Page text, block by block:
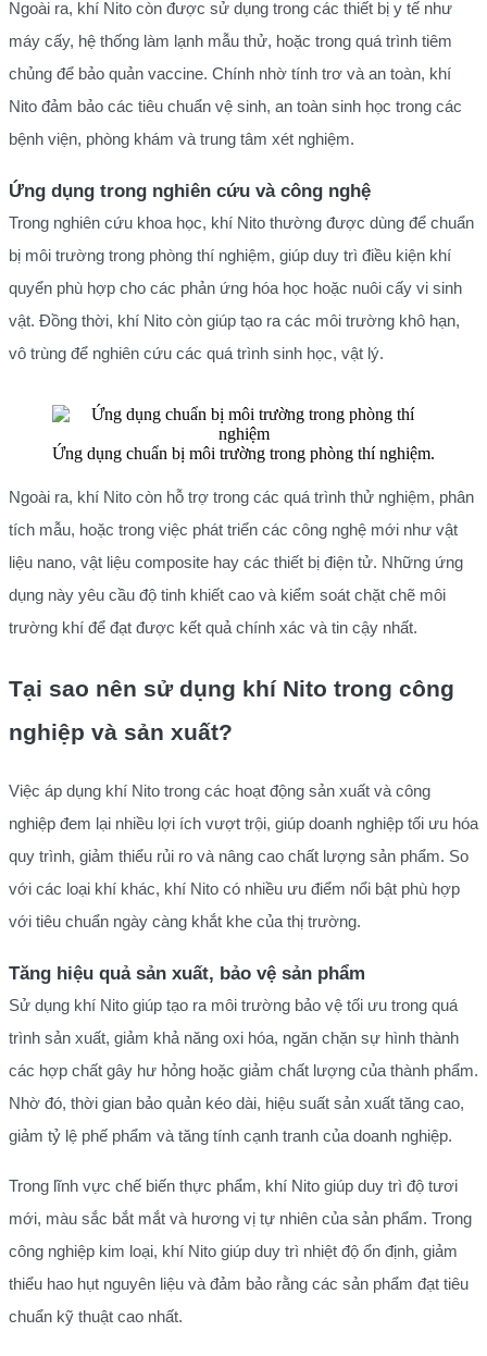
Ngoài ra, khí Nito còn được sử dụng trong các thiết bị y tế như
máy cấy, hệ thống làm lạnh mẫu thử, hoặc trong quá trình tiêm
chủng để bảo quản vaccine. Chính nhờ tính trơ và an toàn, khí
Nito đảm bảo các tiêu chuẩn vệ sinh, an toàn sinh học trong các
bệnh viện, phòng khám và trung tâm xét nghiệm.
Ứng dụng trong nghiên cứu và công nghệ
Trong nghiên cứu khoa học, khí Nito thường được dùng để chuẩn
bị môi trường trong phòng thí nghiệm, giúp duy trì điều kiện khí
quyển phù hợp cho các phản ứng hóa học hoặc nuôi cấy vi sinh
vật. Đồng thời, khí Nito còn giúp tạo ra các môi trường khô hạn,
vô trùng để nghiên cứu các quá trình sinh học, vật lý.
Ứng dụng chuẩn bị môi trường trong phòng thí nghiệm.
Ngoài ra, khí Nito còn hỗ trợ trong các quá trình thử nghiệm, phân
tích mẫu, hoặc trong việc phát triển các công nghệ mới như vật
liệu nano, vật liệu composite hay các thiết bị điện tử. Những ứng
dụng này yêu cầu độ tinh khiết cao và kiểm soát chặt chẽ môi
trường khí để đạt được kết quả chính xác và tin cậy nhất.
Tại sao nên sử dụng khí Nito trong công
nghiệp và sản xuất?
Việc áp dụng khí Nito trong các hoạt động sản xuất và công
nghiệp đem lại nhiều lợi ích vượt trội, giúp doanh nghiệp tối ưu hóa
quy trình, giảm thiểu rủi ro và nâng cao chất lượng sản phẩm. So
với các loại khí khác, khí Nito có nhiều ưu điểm nổi bật phù hợp
với tiêu chuẩn ngày càng khắt khe của thị trường.
Tăng hiệu quả sản xuất, bảo vệ sản phẩm
Sử dụng khí Nito giúp tạo ra môi trường bảo vệ tối ưu trong quá
trình sản xuất, giảm khả năng oxi hóa, ngăn chặn sự hình thành
các hợp chất gây hư hỏng hoặc giảm chất lượng của thành phẩm.
Nhờ đó, thời gian bảo quản kéo dài, hiệu suất sản xuất tăng cao,
giảm tỷ lệ phế phẩm và tăng tính cạnh tranh của doanh nghiệp.
Trong lĩnh vực chế biến thực phẩm, khí Nito giúp duy trì độ tươi
mới, màu sắc bắt mắt và hương vị tự nhiên của sản phẩm. Trong
công nghiệp kim loại, khí Nito giúp duy trì nhiệt độ ổn định, giảm
thiểu hao hụt nguyên liệu và đảm bảo rằng các sản phẩm đạt tiêu
chuẩn kỹ thuật cao nhất.